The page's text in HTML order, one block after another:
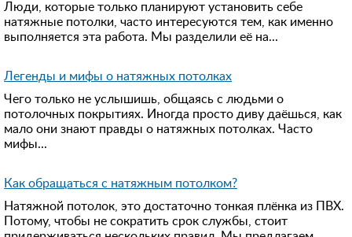
Люди, которые только планируют установить себе
натяжные потолки, часто интересуются тем, как именно
выполняется эта работа. Мы разделили её на...
Легенды и мифы о натяжных потолках
Чего только не услышишь, общаясь с людьми о
потолочных покрытиях. Иногда просто диву даёшься, как
мало они знают правды о натяжных потолках. Часто
мифы...
Как обращаться с натяжным потолком?
Натяжной потолок, это достаточно тонкая плёнка из ПВХ.
Потому, чтобы не сократить срок службы, стоит